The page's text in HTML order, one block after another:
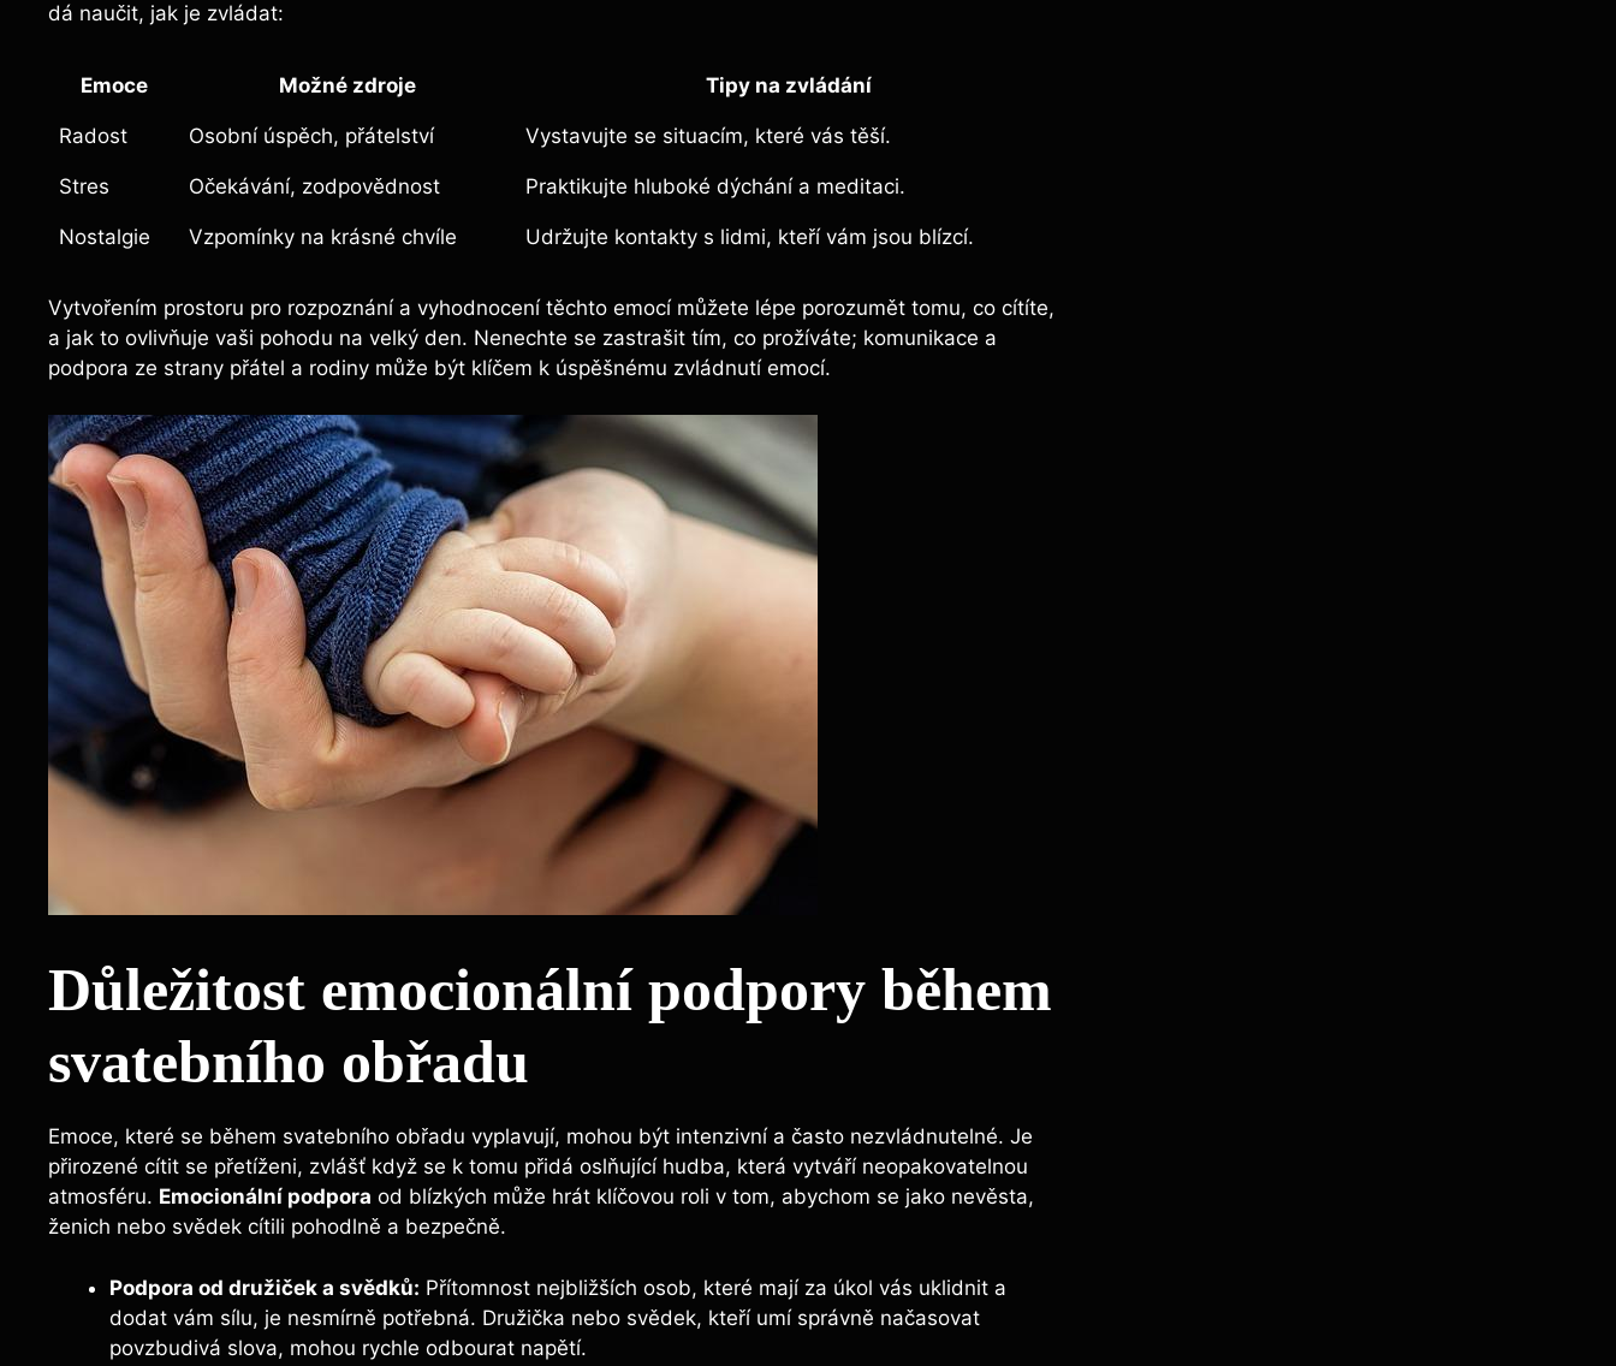
dá naučit, jak je zvládat:
Emoce Možné zdroje Tipy na zvládání
Radost Osobní úspěch, přátelství Vystavujte se situacím, které vás těší.
Stres Očekávání, zodpovědnost Praktikujte hluboké dýchání a meditaci.
Nostalgie Vzpomínky na krásné chvíle Udržujte kontakty s lidmi, kteří vám jsou blízcí.
Vytvořením prostoru pro rozpoznání a vyhodnocení těchto emocí můžete lépe porozumět tomu, co cítíte,
a jak to ovlivňuje vaši pohodu na velký den. Nenechte se zastrašit tím, co prožíváte; komunikace a
podpora ze strany přátel a rodiny může být klíčem k úspěšnému zvládnutí emocí.
Důležitost emocionální podpory během
svatebního obřadu
Emoce, které se během svatebního obřadu vyplavují, mohou být intenzivní a často nezvládnutelné. Je
přirozené cítit se přetíženi, zvlášť když se k tomu přidá oslňující hudba, která vytváří neopakovatelnou
atmosféru. Emocionální podpora od blízkých může hrát klíčovou roli v tom, abychom se jako nevěsta,
ženich nebo svědek cítili pohodlně a bezpečně.
Podpora od družiček a svědků: Přítomnost nejbližších osob, které mají za úkol vás uklidnit a
dodat vám sílu, je nesmírně potřebná. Družička nebo svědek, kteří umí správně načasovat
povzbudivá slova, mohou rychle odbourat napětí.